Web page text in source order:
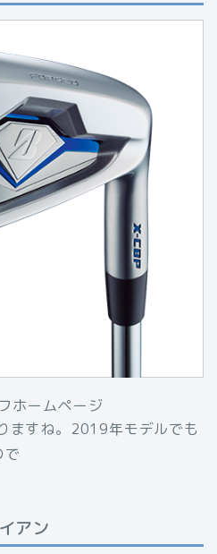
ホームページ
ますね。2019年モデルでも
で
アン